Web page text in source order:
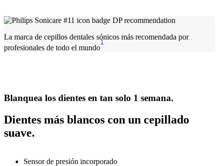
La marca de cepillos dentales sónicos más recomendada por
profesionales de todo el mundo
1
Blanquea los dientes en tan solo 1 semana.
Dientes más blancos con un cepillado
suave.
Sensor de presión incorporado